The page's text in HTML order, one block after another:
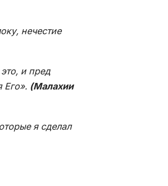
нечестие
и пред
Его». (Малахии
я сделал